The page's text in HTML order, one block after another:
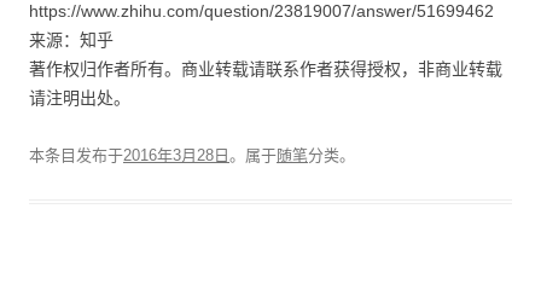
https://www.zhihu.com/question/23819007/answer/51699462
来源：知乎
著作权归作者所有。商业转载请联系作者获得授权，非商业转载
请注明出处。
本条目发布于2016年3月28日 。属于随笔分类。